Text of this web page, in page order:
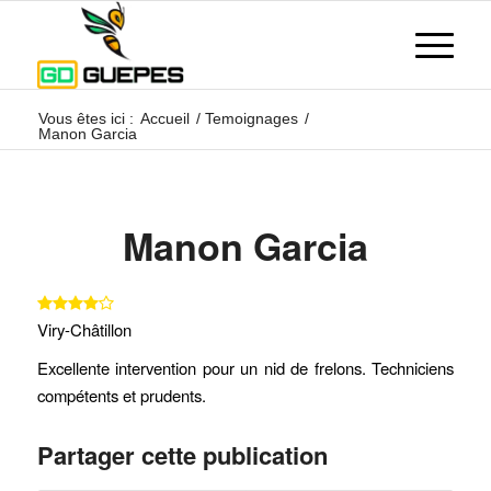
Vous êtes ici : Accueil / Temoignages /
Manon Garcia
Manon Garcia
Viry-Châtillon
Excellente intervention pour un nid de frelons. Techniciens
compétents et prudents.
Partager cette publication